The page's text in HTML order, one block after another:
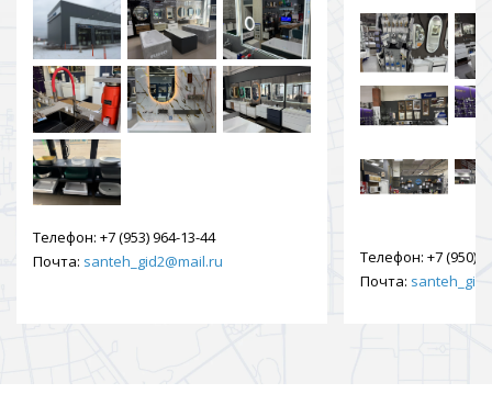
Телефон: +7 (953) 964-13-44
Почта: santeh_gid2@mail.ru Телефон: +7 (950)
Почта: